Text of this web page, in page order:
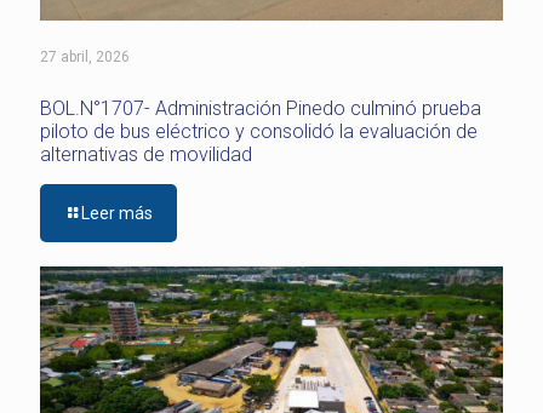
27 abril, 2026
BOL.N°1707- Administración Pinedo culminó prueba
piloto de bus eléctrico y consolidó la evaluación de
alternativas de movilidad
Leer más